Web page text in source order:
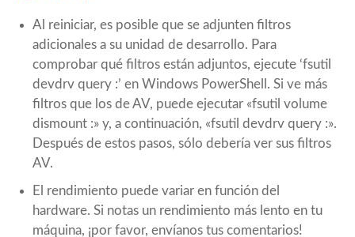
Al reiniciar, es posible que se adjunten filtros
adicionales a su unidad de desarrollo. Para
comprobar qué filtros están adjuntos, ejecute ‘fsutil
devdrv query :’ en Windows PowerShell. Si ve más
filtros que los de AV, puede ejecutar «fsutil volume
dismount :» y, a continuación, «fsutil devdrv query :».
Después de estos pasos, sólo debería ver sus filtros
AV.
El rendimiento puede variar en función del
hardware. Si notas un rendimiento más lento en tu
máquina, ¡por favor, envíanos tus comentarios!